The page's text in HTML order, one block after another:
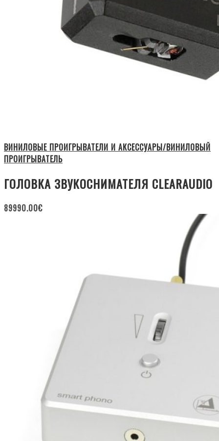
ВИНИЛОВЫЕ ПРОИГРЫВАТЕЛИ И АКСЕССУАРЫ/ВИНИЛОВЫЙ
ПРОИГРЫВАТЕЛЬ
ГОЛОВКА ЗВУКОСНИМАТЕЛЯ CLEARAUDIO
89990.00€